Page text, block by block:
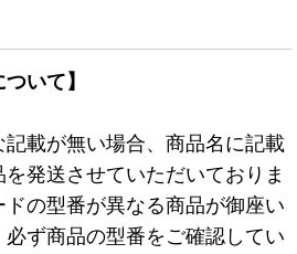
いて】
載が無い場合、商品名に記載
発送させていただいておりま
の型番が異なる商品が御座い
ず商品の型番をご確認してい